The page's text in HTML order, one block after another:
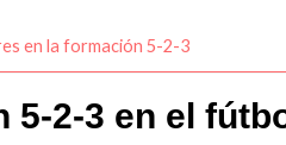
en la formación 5-2-3
5-2-3 en el